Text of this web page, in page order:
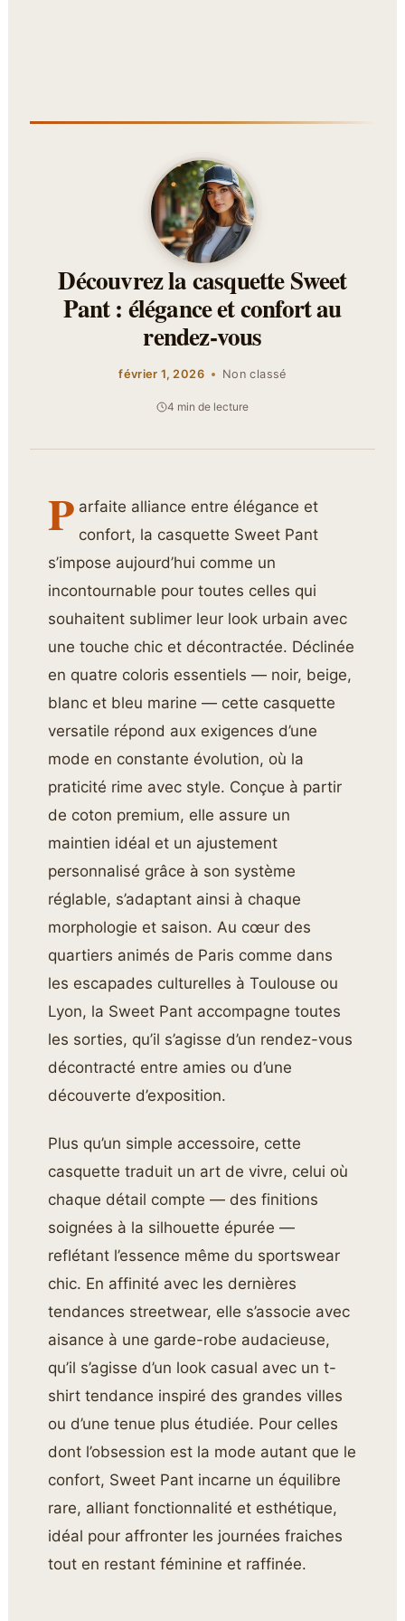
Découvrez la casquette Sweet
Pant : élégance et confort au
rendez-vous
février 1, 2026 Non classé
4 min de lecture
P arfaite alliance entre élégance et
confort, la casquette Sweet Pant
s’impose aujourd’hui comme un
incontournable pour toutes celles qui
souhaitent sublimer leur look urbain avec
une touche chic et décontractée. Déclinée
en quatre coloris essentiels — noir, beige,
blanc et bleu marine — cette casquette
versatile répond aux exigences d’une
mode en constante évolution, où la
praticité rime avec style. Conçue à partir
de coton premium, elle assure un
maintien idéal et un ajustement
personnalisé grâce à son système
réglable, s’adaptant ainsi à chaque
morphologie et saison. Au cœur des
quartiers animés de Paris comme dans
les escapades culturelles à Toulouse ou
Lyon, la Sweet Pant accompagne toutes
les sorties, qu’il s’agisse d’un rendez-vous
décontracté entre amies ou d’une
découverte d’exposition.
Plus qu’un simple accessoire, cette
casquette traduit un art de vivre, celui où
chaque détail compte — des finitions
soignées à la silhouette épurée —
reflétant l’essence même du sportswear
chic. En affinité avec les dernières
tendances streetwear, elle s’associe avec
aisance à une garde-robe audacieuse,
qu’il s’agisse d’un look casual avec un t-
shirt tendance inspiré des grandes villes
ou d’une tenue plus étudiée. Pour celles
dont l’obsession est la mode autant que le
confort, Sweet Pant incarne un équilibre
rare, alliant fonctionnalité et esthétique,
idéal pour affronter les journées fraiches
tout en restant féminine et raffinée.